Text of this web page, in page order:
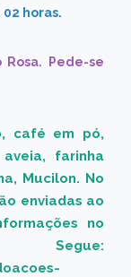
horas.
Pede-se
café em pó,
farinha
Mucilon. No
enviadas ao
no